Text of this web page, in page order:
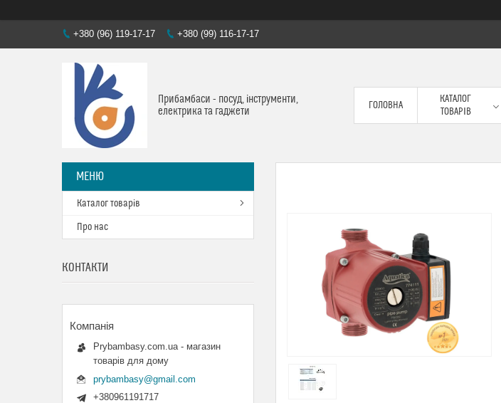
+380 (96) 119-17-17 +380 (99) 116-17-17
Прибамбаси - посуд, інструменти,
електрика та гаджети
ГОЛОВНА
КАТАЛОГ
ТОВАРІВ
Каталог товарів
Про нас
КОНТАКТИ
Prybambasy.com.ua - магазин
товарів для дому
prybambasy@gmail.com
+380961191717